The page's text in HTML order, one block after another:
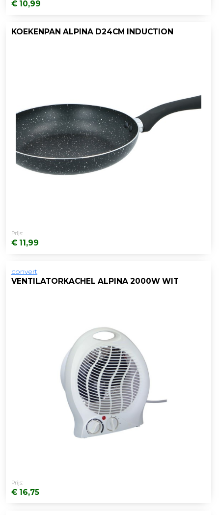
€ 10,99
KOEKENPAN ALPINA D24CM INDUCTION
Prijs:
€ 11,99
convert
VENTILATORKACHEL ALPINA 2000W WIT
Prijs:
€ 16,75